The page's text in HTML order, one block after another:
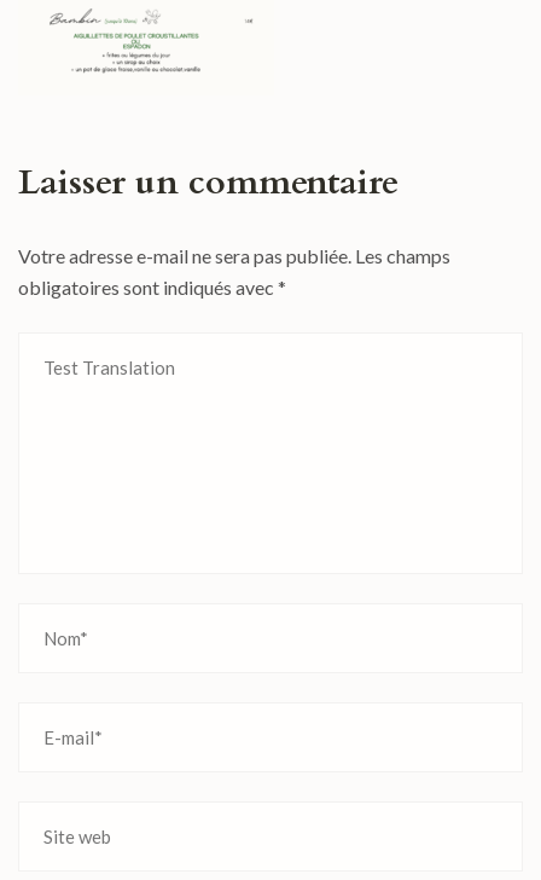
Laisser un commentaire
Votre adresse e-mail ne sera pas publiée. Les champs
obligatoires sont indiqués avec *